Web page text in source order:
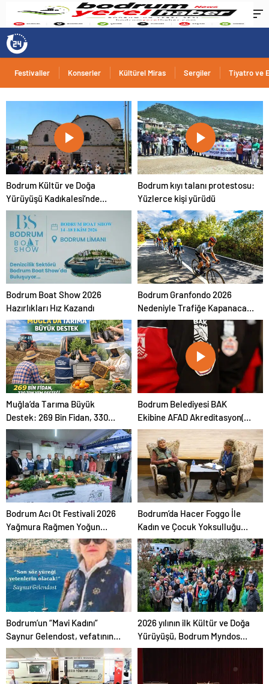
Festivaller Konserler Kültürel Miras Sergiler Tiyatro ve
Bodrum Kültür ve Doğa
Yürüyüşü Kadıkalesi’nde
Yoğun Katılımla Gerçekleşti
Bodrum kıyı talanı protestosu:
Yüzlerce kişi yürüdü
Bodrum Boat Show 2026
Hazırlıkları Hız Kazandı
Bodrum Granfondo 2026
Nedeniyle Trafiğe Kapanacak
Yollar Açıklandı
Muğla’da Tarıma Büyük
Destek: 269 Bin Fidan, 330
Ton Yem
Bodrum Belediyesi BAK
Ekibine AFAD Akreditasyon(3
yıl geçerli) Arması
Bodrum Acı Ot Festivali 2026
Yağmura Rağmen Yoğun
İlgiyle Başladı
Bodrum’da Hacer Foggo İle
Kadın ve Çocuk Yoksulluğu
Masaya Yatırıldı
Bodrum’un “Mavi Kadını”
Saynur Gelendost, vefatının
23. yıldönümünde anılacak
2026 yılının ilk Kültür ve Doğa
Yürüyüşü, Bodrum Myndos
Antik Kenti’nde yoğun